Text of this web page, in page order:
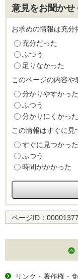
意見をお聞かせ
お求めの情報は充分
充分だった
ふつう
足りなかった
このページの内容や
分かりやすかった
ふつう
分かりにくかった
この情報はすぐに見
すぐに見つかった
ふつう
時間がかかった
ページID：
リンク・著作権・